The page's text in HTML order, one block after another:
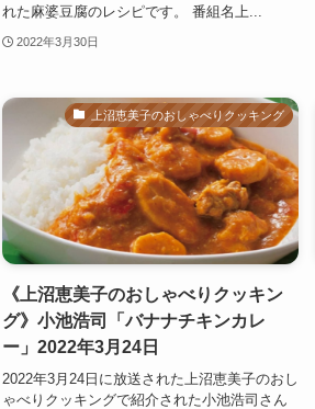
れた麻婆豆腐のレシピです。 番組名上...
2022年3月30日
上沼恵美子のおしゃべりクッキング
《上沼恵美子のおしゃべりクッキン
グ》小池浩司「バナナチキンカレ
ー」2022年3月24日
2022年3月24日に放送された上沼恵美子のおし
ゃべりクッキングで紹介された小池浩司さん